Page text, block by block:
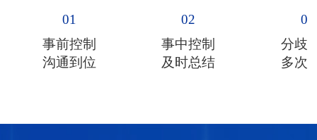
01
事前控制
沟通到位
02
事中控制
及时总结
03
分歧
多次